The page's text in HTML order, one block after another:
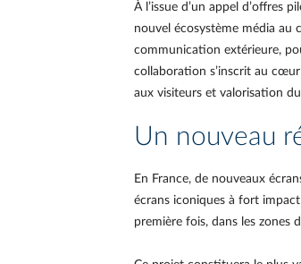
À l’issue d’un appel d’offres
nouvel écosystème média au
communication extérieure,
collaboration s’inscrit au
aux visiteurs et valorisation
Un nouveau
En France, de nouveaux
écrans iconiques à fort
première fois, dans les zones